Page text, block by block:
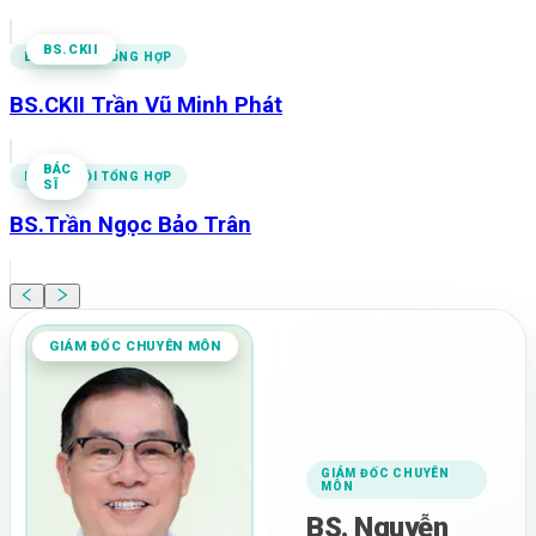
BS.CKII
BÁC SĨ NỘI TỔNG HỢP
BS.CKII Trần Vũ Minh Phát
BÁC
SĨ
BÁC SĨ NỘI TỔNG HỢP
BS.Trần Ngọc Bảo Trân
GIÁM ĐỐC CHUYÊN MÔN
GIÁM ĐỐC CHUYÊN
MÔN
BS. Nguyễn